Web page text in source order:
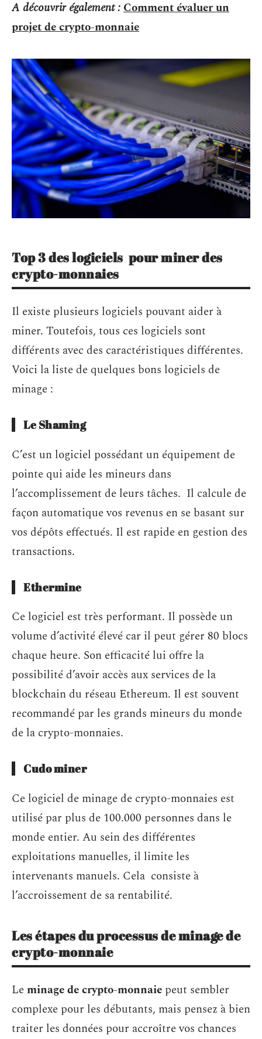
A découvrir également :Comment évaluer un
projet de crypto-monnaie
Top 3 des logiciels pour miner des
crypto-monnaies
Il existe plusieurs logiciels pouvant aider à
miner. Toutefois, tous ces logiciels sont
différents avec des caractéristiques différentes.
Voici la liste de quelques bons logiciels de
minage :
Le Shaming
C’est un logiciel possédant un équipement de
pointe qui aide les mineurs dans
l’accomplissement de leurs tâches. Il calcule de
façon automatique vos revenus en se basant sur
vos dépôts effectués. Il est rapide en gestion des
transactions.
Ethermine
Ce logiciel est très performant. Il possède un
volume d’activité élevé car il peut gérer 80 blocs
chaque heure. Son efficacité lui offre la
possibilité d’avoir accès aux services de la
blockchain du réseau Ethereum. Il est souvent
recommandé par les grands mineurs du monde
de la crypto-monnaies.
Cudo miner
Ce logiciel de minage de crypto-monnaies est
utilisé par plus de 100.000 personnes dans le
monde entier. Au sein des différentes
exploitations manuelles, il limite les
intervenants manuels. Cela consiste à
l’accroissement de sa rentabilité.
Les étapes du processus de minage de
crypto-monnaie
Leminage de crypto-monnaie peut sembler
complexe pour les débutants, mais pensez à bien
traiter les données pour accroître vos chances